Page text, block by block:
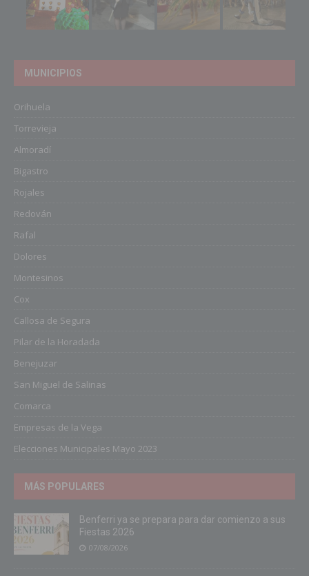
MUNICIPIOS
Orihuela
Torrevieja
Almoradí
Bigastro
Rojales
Redován
Rafal
Dolores
Montesinos
Cox
Callosa de Segura
Pilar de la Horadada
Benejuzar
San Miguel de Salinas
Comarca
Empresas de la Vega
Elecciones Municipales Mayo 2023
MÁS POPULARES
Benferri ya se prepara para dar comienzo a sus
Fiestas 2026
07/08/2026